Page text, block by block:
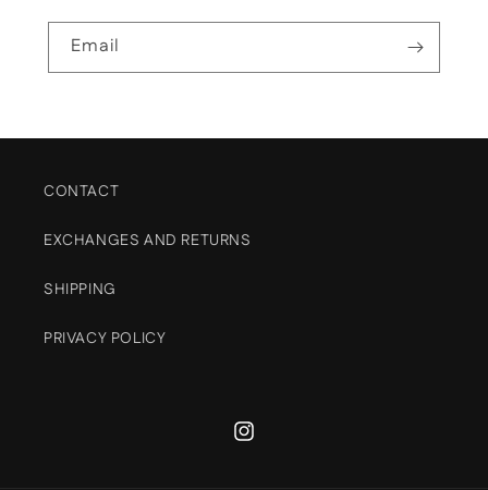
Email
CONTACT
EXCHANGES AND RETURNS
SHIPPING
PRIVACY POLICY
Instagram